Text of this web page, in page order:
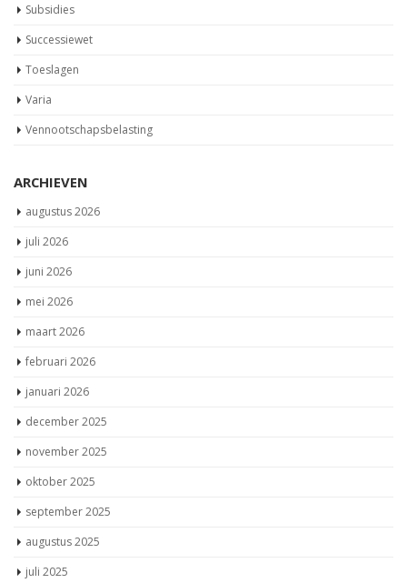
Subsidies
Successiewet
Toeslagen
Varia
Vennootschapsbelasting
ARCHIEVEN
augustus 2026
juli 2026
juni 2026
mei 2026
maart 2026
februari 2026
januari 2026
december 2025
november 2025
oktober 2025
september 2025
augustus 2025
juli 2025